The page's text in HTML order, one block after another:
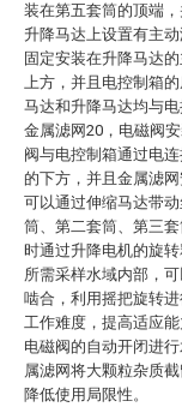
装在第五套筒的顶端
升降马达上设置有主
固定安装在升降马达
上方，并且电控制箱
马达和升降马达均与
金属滤网20，电磁阀
阀与电控制箱通过电
的下方，并且金属滤
可以通过伸缩马达带
筒、第二套筒、第三
时通过升降电机的旋
所需采样水域内部，
啮合，利用摇把旋转
工作难度，提高适应
电磁阀的自动开闭进
属滤网将大颗粒杂质
降低使用局限性。